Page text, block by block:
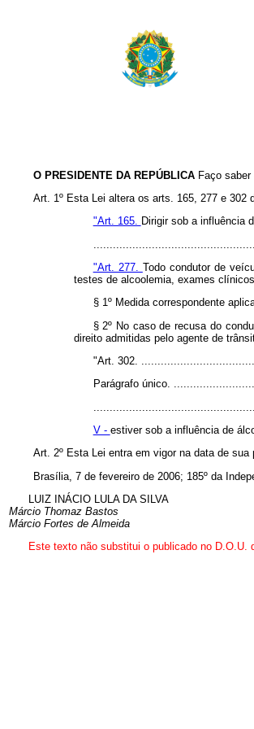
O PRESIDENTE DA REPÚBLICA Faço
Art. 1º Esta Lei altera os arts. 165, 277 e 302
"Art. 165. Dirigir sob a influência
"Art. 277. Todo condutor de
testes de alcoolemia, exames
§ 1º Medida correspondente
§ 2º No caso de recusa do
direito admitidas pelo agente de
"Art. 302.
Parágrafo único.
V - estiver sob a influência de
Art. 2º Esta Lei entra em vigor na data de sua
Brasília, 7 de fevereiro de 2006; 185º da
LUIZ INÁCIO LULA DA SILVA
Márcio Thomaz Bastos
Márcio Fortes de Almeida
Este texto não substitui o publicado no D.O.U.